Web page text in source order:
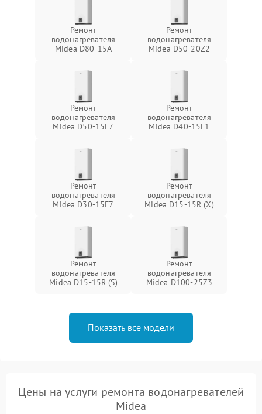
Ремонт
водонагревателя
Midea D80-15A
Ремонт
водонагревателя
Midea D50-20Z2
Ремонт
водонагревателя
Midea D50-15F7
Ремонт
водонагревателя
Midea D40-15L1
Ремонт
водонагревателя
Midea D30-15F7
Ремонт
водонагревателя
Midea D15-15R (X)
Ремонт
водонагревателя
Midea D15-15R (S)
Ремонт
водонагревателя
Midea D100-25Z3
Показать все модели
Цены на услуги ремонта водонагревателей
Midea